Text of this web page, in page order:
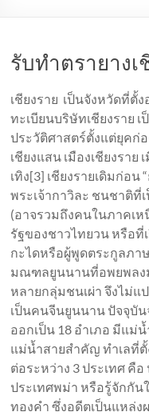
รับทำตรายางเ
เชียงราย เป็นจังหวัดที่ตั้
ทะเบียนบริษัทเชียงราย
ประวัติศาสตร์ตั้งแต่ยุคก่
เชียงแสน เมืองเชียงราย
เทิง[3] เชียงรายเดิมก่อน
พระเจ้ากาวิละ ชนชาติที่
(อาจรวมถึงคนในภาคเ
รัฐของชาวไทยวน หรือที่
กะไดหรือผู้พูดตระกูลภา
มณฑลยูนนานที่อพยพลงม
หลายกลุ่มชนเผ่า จึงไม่แ
เป็นคนจีนยูนนาน ปัจจุบัน
ออกเป็น 18 อำเภอ มีแม่
แม่น้ำสายสำคัญ ทำเลที่ตั้
ต่อระหว่าง 3 ประเทศ คือ
ประเทศพม่า หรือรู้จักกั
ทองคำ ซึ่งอดีตเป็นแหล่